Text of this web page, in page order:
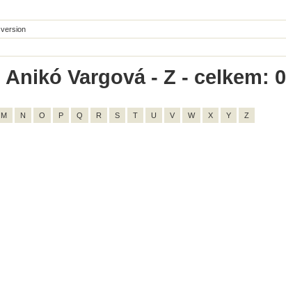
version
Vargová - Z - celkem: 0
M N O P Q R S T U V W X Y Z